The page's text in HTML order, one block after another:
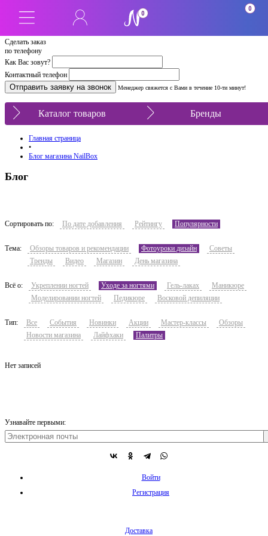
Сделать заказ
по телефону
Как Вас зовут?
Контактный телефон
Менеджер свяжется с Вами в течение 10-ти минут!
0
0
Каталог товаров Бренды
Главная страница
•
Блог магазина NailBox
Блог
Сортировать по: По дате добавления Рейтингу Популярности
Тема: Обзоры товаров и рекомендации Фотоуроки дизайн
Советы
Тренды
Видео Магазин День магазина
Всё о: Укреплении ногтей Уходе за ногтями Гель-лаках
Маникюре
Моделировании ногтей
Педикюре Восковой депиляции
Тип: Все События Новинки Акции Мастер-классы
Обзоры
Новости магазина
Лайфхаки Палитры
Нет записей
Узнавайте первыми:
Войти
Регистрация
Доставка